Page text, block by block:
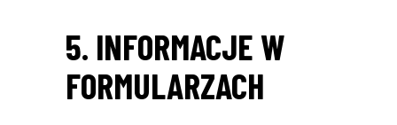
5. INFORMACJE W
FORMULARZACH